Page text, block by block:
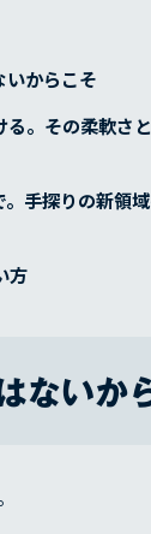
いからこそ
。その柔軟さ
手探りの新領
方
ないか